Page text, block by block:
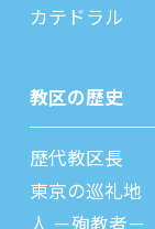
カテドラル
教区の歴史
歴代教区⻑
東京の巡礼地